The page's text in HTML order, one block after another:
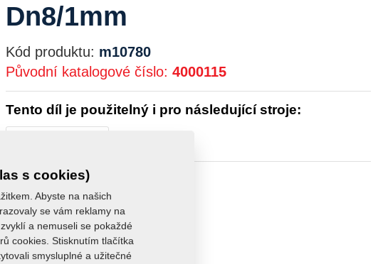
Dn8/1mm
Kód produktu: m10780
Původní katalogové číslo: 4000115
Tento díl je použitelný i pro následující stroje:
Hmotnost:
s cookies)
Abyste na našich
se vám reklamy na
a nemuseli se pokaždé
cookies. Stisknutím tlačítka
smysluplné a užitečné